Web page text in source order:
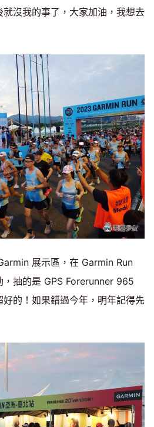
沒我的事了，大家加油，我想去
展示區，在 Garmin Run
，抽的是 GPS Forerunner 965
的！如果錯過今年，明年記得先